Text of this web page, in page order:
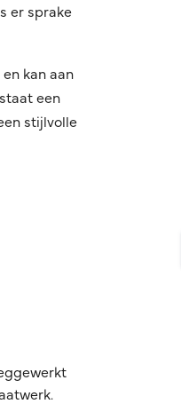
er sprake
kan aan
een
stijlvolle